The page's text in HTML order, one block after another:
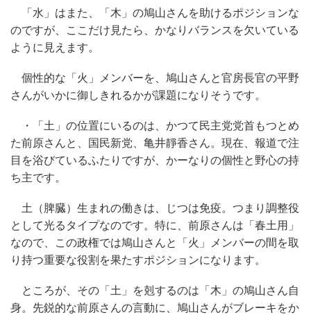
「水」はまた、「木」の鳩山さんを助けるポジションな
のですが、ここだけ見たら、かなりバランスを欠いている
ように見えます。
個性的な「火」メンバーを、鳩山さんと官房長官の平野
さんがいかに御しきれるかが課題になりそうです。
・「土」の位置にいるのは、かつて民主党党首もつとめ
た前原さんと、国民新党、亀井靜香さん。現在、報道で注
目を浴びているふたりですが、かーなりの個性と野心の持
ち主です。
土（脾臓）生まれの働きは、じつは免疫。つまり調整役
として光るタイプなのです。特に、前原さんは「春土用」
なので、この政権では鳩山さんと「火」メンバーの間を取
り持つ重要な役割を果たすポジションになります。
ところが、その「土」を剋するのは「木」の鳩山さん自
身。先鋭的な前原さんの言動に、鳩山さんがブレーキをか